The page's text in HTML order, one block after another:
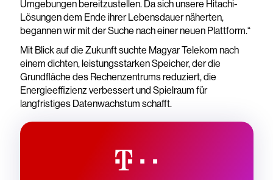
Umgebungen bereitzustellen. Da sich unsere Hitachi-
Lösungen dem Ende ihrer Lebensdauer näherten,
begannen wir mit der Suche nach einer neuen Plattform.“
Mit Blick auf die Zukunft suchte Magyar Telekom nach
einem dichten, leistungsstarken Speicher, der die
Grundfläche des Rechenzentrums reduziert, die
Energieeffizienz verbessert und Spielraum für
langfristiges Datenwachstum schafft.